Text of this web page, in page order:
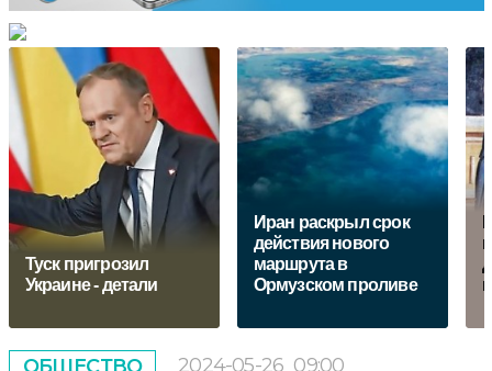
Туск пригрозил
Украине - детали
Иран раскрыл срок
действия нового
маршрута в
Ормузском проливе
2024-05-26 09:00